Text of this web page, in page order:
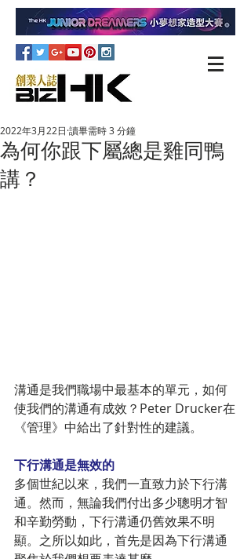
為何你跟下屬總是雞同鴨
講？
2022年3月22日 讀畢需時 3 分鐘
溝通是我們職場中最基本的單元，如何
使我們的溝通有成效？Peter Drucker在
《管理》中給出了針對性的建議。
下行溝通是無效的
多個世紀以來，我們一直致力於下行溝
通。然而，無論我們付出多少聰明才智
和辛勤勞動，下行溝通仍舊效果不明
顯。之所以如此，首先是因為下行溝通